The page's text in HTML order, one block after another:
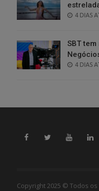
POSTED
4 DIAS
SBT
POSTED
4 DIAS
Copyright 2025 © Todos